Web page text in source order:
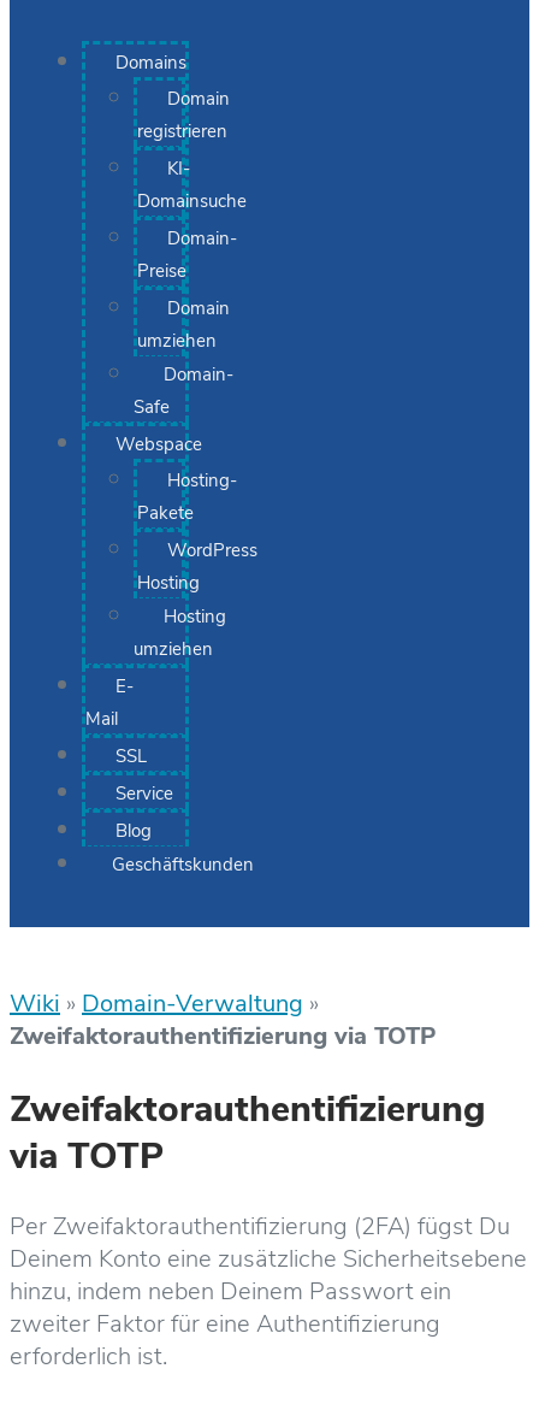
Domains
Domain
registrieren
KI-
Domainsuche
Domain-
Preise
Domain
umziehen
Domain-
Safe
Webspace
Hosting-
Pakete
WordPress
Hosting
Hosting
umziehen
E-
Mail
SSL
Service
Blog
Geschäftskunden
Wiki » Domain-Verwaltung »
Zweifaktorauthentifizierung via TOTP
Zweifaktorauthentifizierung
via TOTP
Per Zweifaktorauthentifizierung (2FA) fügst Du
Deinem Konto eine zusätzliche Sicherheitsebene
hinzu, indem neben Deinem Passwort ein
zweiter Faktor für eine Authentifizierung
erforderlich ist.